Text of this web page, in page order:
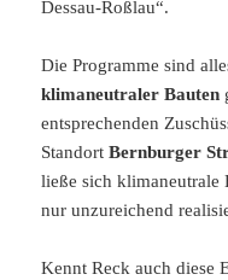
Dessau-Roßlau“.
Die Programme sind
klimaneutraler Bauten
entsprechenden
StandortBernburger
ließe sich klimaneutrale
nur unzureichend
Kennt Reck auch diese